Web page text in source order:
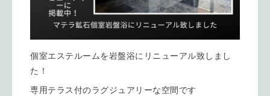
個室エステルームを岩盤浴にリニューアル致しまし
た！
専用テラス付のラグジュアリーな空間です